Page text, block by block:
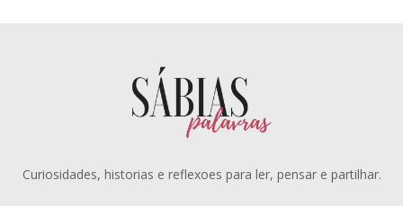
Curiosidades, historias e reflexoes para ler, pensar e partilhar.